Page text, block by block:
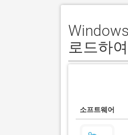
로드하
소프트웨어